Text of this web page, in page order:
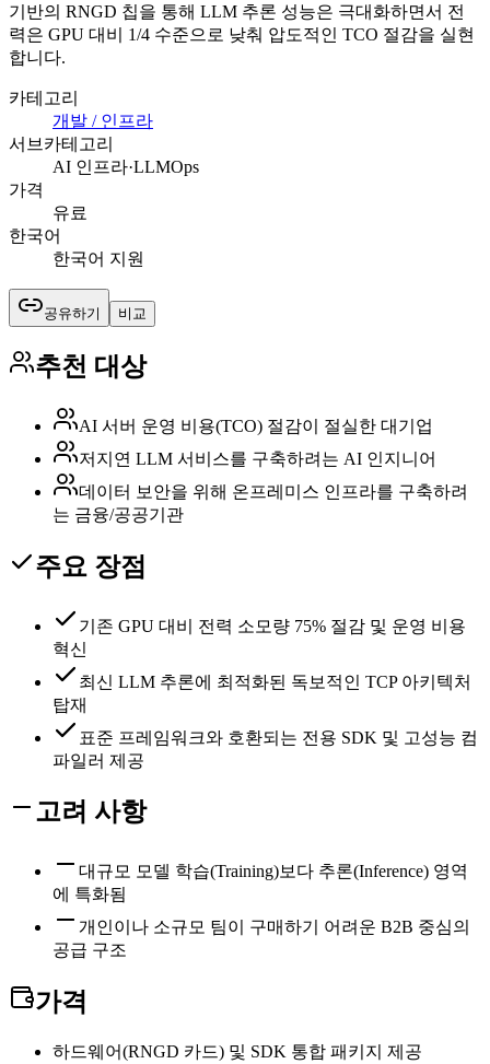
기반의 RNGD 칩을 통해 LLM 추론 성능은 극대화하면서 전
력은 GPU 대비 1/4 수준으로 낮춰 압도적인 TCO 절감을 실현
합니다.
카테고리
개발 / 인프라
서브카테고리
AI 인프라·LLMOps
가격
유료
한국어
한국어 지원
공유하기 비교
추천 대상
AI 서버 운영 비용(TCO) 절감이 절실한 대기업
저지연 LLM 서비스를 구축하려는 AI 인지니어
데이터 보안을 위해 온프레미스 인프라를 구축하려
는 금융/공공기관
주요 장점
기존 GPU 대비 전력 소모량 75% 절감 및 운영 비용
혁신
최신 LLM 추론에 최적화된 독보적인 TCP 아키텍처
탑재
표준 프레임워크와 호환되는 전용 SDK 및 고성능 컴
파일러 제공
고려 사항
대규모 모델 학습(Training)보다 추론(Inference) 영역
에 특화됨
개인이나 소규모 팀이 구매하기 어려운 B2B 중심의
공급 구조
가격
하드웨어(RNGD 카드) 및 SDK 통합 패키지 제공